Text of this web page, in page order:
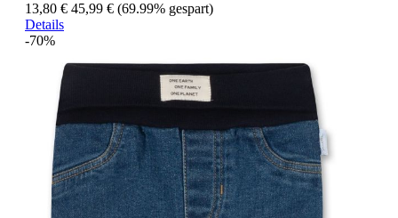
13,80 € 45,99 € (69.99% gespart)
Details
-70%